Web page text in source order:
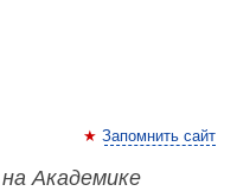
Запомнить сайт
Академике